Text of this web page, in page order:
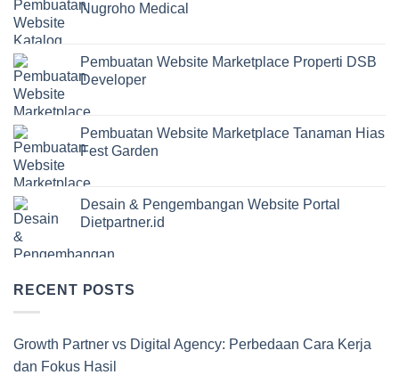
Nugroho Medical
Pembuatan Website Marketplace Properti DSB
Developer
Pembuatan Website Marketplace Tanaman Hias
Fest Garden
Desain & Pengembangan Website Portal
Dietpartner.id
RECENT POSTS
Growth Partner vs Digital Agency: Perbedaan Cara Kerja
dan Fokus Hasil